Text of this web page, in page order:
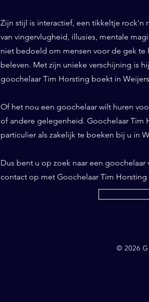
Zijn stijl is interactief, een tikkeltje rock'n
van vingervlugheid, illusies, mentale
niet bedoeld om mensen voor de gek te
beleven. Met zijn unieke verschijning is
goochelaar Tim Horsting boekt in
Of het nou een goochelaar wilt huren
of andere gelegenheid. Goochelaar Tim
particulier als zakelijk te boeken bij u in
Dus bent u op zoek naar een
contact op met Goochelaar Tim Horsting
© 2026